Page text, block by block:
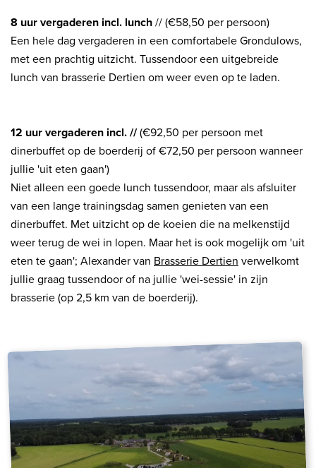
8 uur vergaderen incl. lunch // (€58,50 per persoon)
Een hele dag vergaderen in een comfortabele Grondulows,
met een prachtig uitzicht. Tussendoor een uitgebreide
lunch van brasserie Dertien om weer even op te laden.
12 uur vergaderen incl. //(€92,50 per persoon met
dinerbuffet op de boerderij of €72,50 per persoon wanneer
jullie 'uit eten gaan')
Niet alleen een goede lunch tussendoor, maar als afsluiter
van een lange trainingsdag samen genieten van een
dinerbuffet. Met uitzicht op de koeien die na melkenstijd
weer terug de wei in lopen. Maar het is ook mogelijk om 'uit
eten te gaan'; Alexander van Brasserie Dertien verwelkomt
jullie graag tussendoor of na jullie 'wei-sessie' in zijn
brasserie (op 2,5 km van de boerderij).